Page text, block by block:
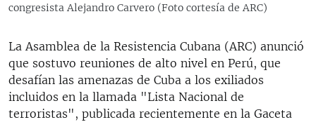
SER VIEJO EN CUBA
LOS SANTOS DE HIALEAH
DESINFORMACIÓN RUSA EN AMÉRICA LATINA
LA INVASIÓN DE RUSIA A UCRANIA
congresista Alejandro Carvero (Foto cortesía de ARC)
La Asamblea de la Resistencia Cubana (ARC) anunció
que sostuvo reuniones de alto nivel en Perú, que
desafían las amenazas de Cuba a los exiliados
incluidos en la llamada "Lista Nacional de
terroristas", publicada recientemente en la Gaceta